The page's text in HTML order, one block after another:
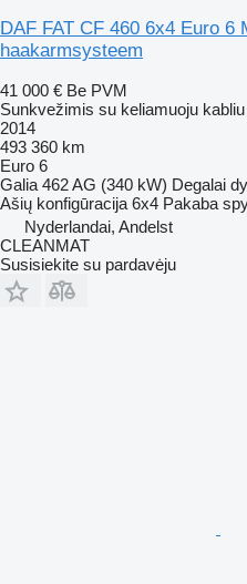
DAF FAT CF 460 6x4 Euro 6
haakarmsysteem
41 000 € Be PVM
Sunkvežimis su keliamuoju kabliu
2014
493 360 km
Euro 6
Galia 462 AG (340 kW) Degalai
Ašių konfigūracija 6x4 Pakaba
Nyderlandai, Andelst
CLEANMAT
Susisiekite su pardavėju